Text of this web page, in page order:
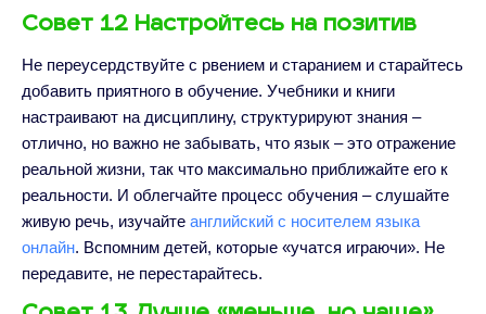
Совет 12 Настройтесь на позитив
Не переусердствуйте с рвением и старанием и старайтесь
добавить приятного в обучение. Учебники и книги
настраивают на дисциплину, структурируют знания –
отлично, но важно не забывать, что язык – это отражение
реальной жизни, так что максимально приближайте его к
реальности. И облегчайте процесс обучения – слушайте
живую речь, изучайте английский с носителем языка
онлайн. Вспомним детей, которые «учатся играючи». Не
передавите, не перестарайтесь.